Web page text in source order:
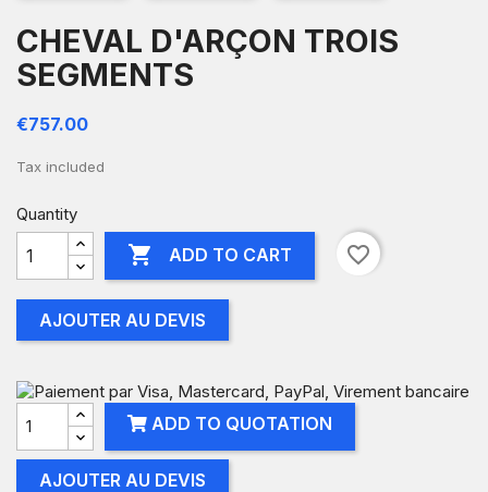
CHEVAL D'ARÇON TROIS
SEGMENTS
€757.00
Tax included
Quantity
 ADD TO CART favorite_border
AJOUTER AU DEVIS
ADD TO QUOTATION
AJOUTER AU DEVIS